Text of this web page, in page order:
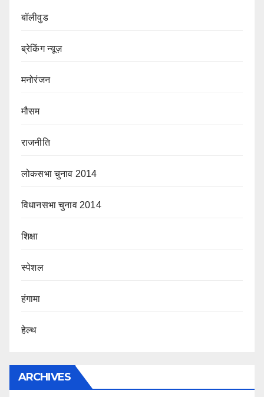
बॉलीवुड
ब्रेकिंग न्यूज़
मनोरंजन
मौसम
राजनीति
लोकसभा चुनाव 2014
विधानसभा चुनाव 2014
शिक्षा
स्पेशल
हंगामा
हेल्थ
ARCHIVES